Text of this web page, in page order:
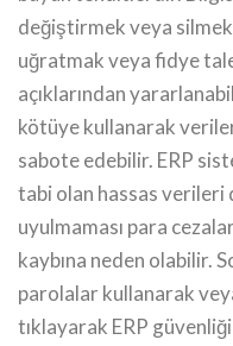
değiştirmek veya
uğratmak veya fidye
açıklarından
kötüye kullanarak
sabote edebilir. ERP
tabi olan hassas
uyulmaması para
kaybına neden olabilir.
parolalar kullanarak
tıklayarak ERP